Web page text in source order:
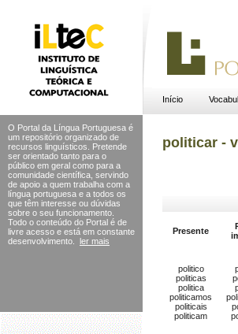
Início
O Portal da Língua Portuguesa é
um repositório organizado de
recursos linguísticos. Pretende
ser orientado tanto para o
público em geral como para a
comunidade científica, servindo
de apoio a quem trabalha com a
língua portuguesa e a todos os
que têm interesse ou dúvidas
sobre o seu funcionamento.
Todo o conteúdo do Portal é de
livre acesso e está em constante
desenvolvimento.
ler mais
politicar -
Presente
politico
politicas
politica
politicamos
politicais
politicam